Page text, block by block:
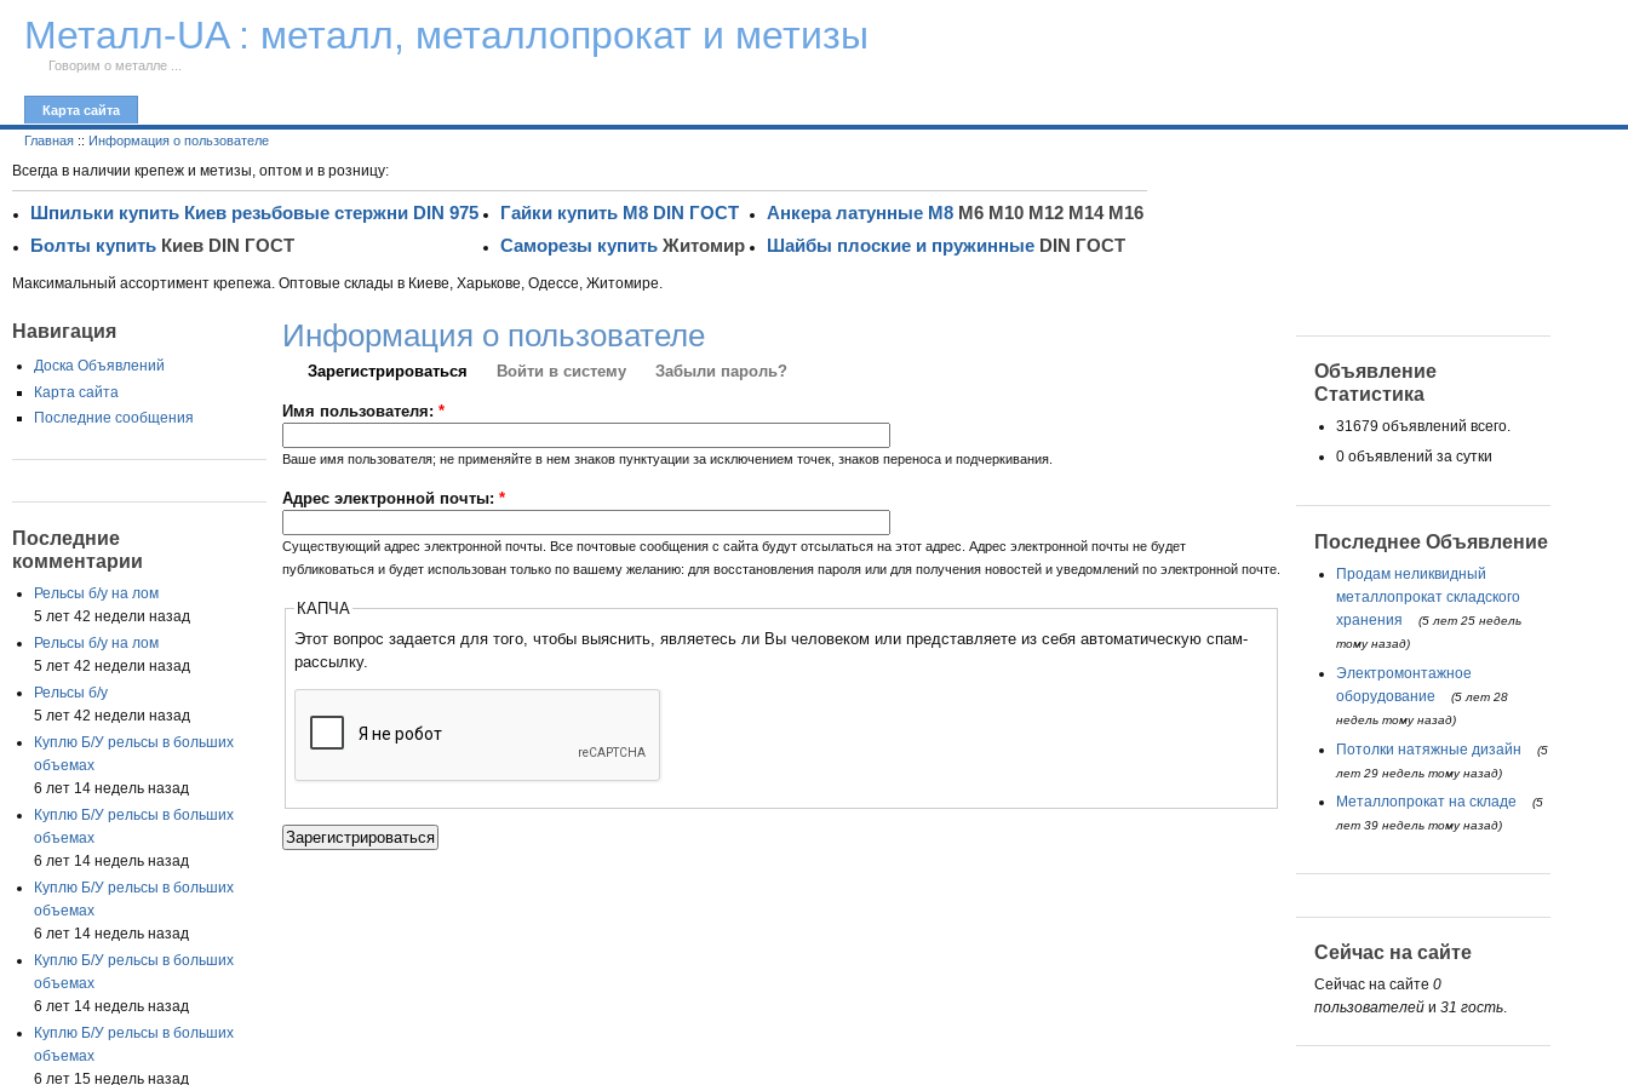
Металл-UA : металл, металлопрокат и метизы
Говорим о металле ...
Карта сайта
Главная :: Информация о пользователе
Всегда в наличии крепеж и метизы, оптом и в розницу:
Шпильки купить Киев резьбовые стержни DIN 975
Болты купитьКиев DIN ГОСТ
Гайки купить М8 DIN ГОСТ
Саморезы купитьЖитомир
Анкера латунные М8М6 М10 М12 М14 М16
Шайбы плоские и пружинныеDIN ГОСТ
Максимальный ассортимент крепежа. Оптовые склады в Киеве, Харькове, Одессе, Житомире.
Навигация
Доска Объявлений
Карта сайта
Последние сообщения
Последние
комментарии
Рельсы б/у на лом
5 лет 42 недели назад
Рельсы б/у на лом
5 лет 42 недели назад
Рельсы б/у
5 лет 42 недели назад
Куплю Б/У рельсы в больших
объемах
6 лет 14 недель назад
Куплю Б/У рельсы в больших
объемах
6 лет 14 недель назад
Куплю Б/У рельсы в больших
объемах
6 лет 14 недель назад
Куплю Б/У рельсы в больших
объемах
6 лет 14 недель назад
Куплю Б/У рельсы в больших
объемах
6 лет 15 недель назад
Информация о пользователе
Зарегистрироваться Войти в систему Забыли пароль?
Имя пользователя: *
Ваше имя пользователя; не применяйте в нем знаков пунктуации за исключением точек, знаков переноса и подчеркивания.
Адрес электронной почты: *
Существующий адрес электронной почты. Все почтовые сообщения с сайта будут отсылаться на этот адрес. Адрес электронной почты не будет
публиковаться и будет использован только по вашему желанию: для восстановления пароля или для получения новостей и уведомлений по электронной почте.
КАПЧА
Этот вопрос задается для того, чтобы выяснить, являетесь ли Вы человеком или представляете из себя автоматическую спам-
рассылку.
Объявление
Статистика
31679 объявлений всего.
0 объявлений за сутки
Последнее Объявление
Продам неликвидный
металлопрокат складского
хранения
(5 лет 25 недель
тому назад)
Электромонтажное
оборудование
(5 лет 28
недель тому назад)
Потолки натяжные дизайн
(5
лет 29 недель тому назад)
Металлопрокат на складе
(5
лет 39 недель тому назад)
Сейчас на сайте
Сейчас на сайте 0
пользователей и 31 гость.